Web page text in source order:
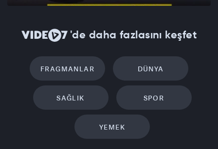
'de daha fazlasını keşfet
FRAGMANLAR DÜNYA
SAĞLIK SPOR
YEMEK